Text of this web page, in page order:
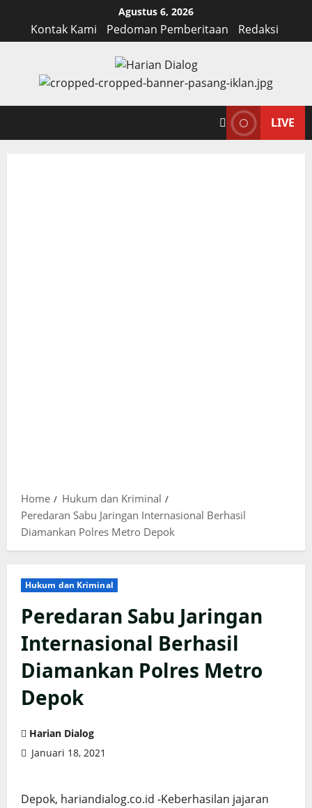
content
Agustus 6, 2026
Kontak Kami Pedoman Pemberitaan Redaksi
LIVE
Home
Hukum dan Kriminal
Peredaran Sabu Jaringan Internasional Berhasil
Diamankan Polres Metro Depok
Hukum dan Kriminal
Peredaran Sabu Jaringan
Internasional Berhasil
Diamankan Polres Metro
Depok
Harian Dialog
Januari 18, 2021
Depok, hariandialog.co.id -Keberhasilan jajaran